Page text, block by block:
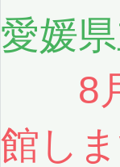
愛媛
8
館しま